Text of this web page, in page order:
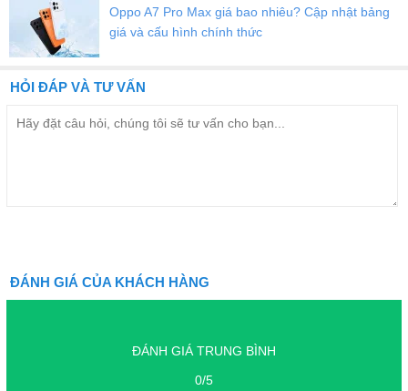
Oppo A7 Pro Max giá bao nhiêu? Cập nhật bảng
giá và cấu hình chính thức
HỎI ĐÁP VÀ TƯ VẤN
ĐÁNH GIÁ CỦA KHÁCH HÀNG
ĐÁNH GIÁ TRUNG BÌNH
0/5